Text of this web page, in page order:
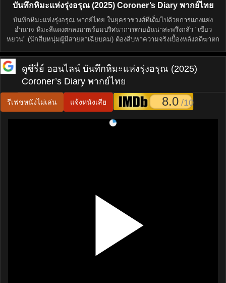
บันทึกหิมะแห่งรุ่งอรุณ (2025) Coroner’s Diary พากย์ไทย
บันทึกหิมะแห่งรุ่งอรุณ พากย์ไทย ในยุคราชวงศ์ที่เต็มไปด้วยการแก่งแย่ง
อำนาจ หิมะสีแดงตกลงมาพร้อมปริศนาการตายอันน่าสะพรึงกลัว "เซียว
หยวน" (นักสืบหนุ่มผู้มีสายตาเฉียบคม) ต้องสืบหาความจริงเบื้องหลังคดีฆาตก
ดูซีรี่ย์ ออนไลน์ บันทึกหิมะแห่งรุ่งอรุณ (2025)
Coroner’s Diary พากย์ไทย
รีเฟชหนังไม่เล่น แจ้งหนังเสีย 8.0 /10